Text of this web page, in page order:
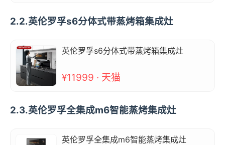
2.2.英伦罗孚s6分体式带蒸烤箱集成灶
英伦罗孚s6分体式带蒸烤箱集成灶
¥11999 · 天猫
2.3.英伦罗孚全集成m6智能蒸烤集成灶
英伦罗孚全集成m6智能蒸烤集成灶